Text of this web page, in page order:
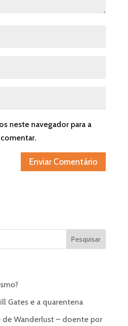
neste navegador para a
Gates e a quarentena
de Wanderlust – doente por